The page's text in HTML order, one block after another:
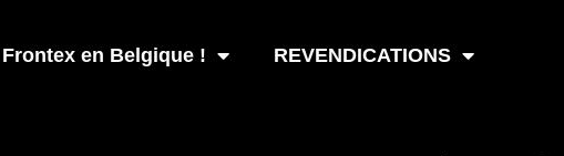
en Belgique ! REVENDICATIONS